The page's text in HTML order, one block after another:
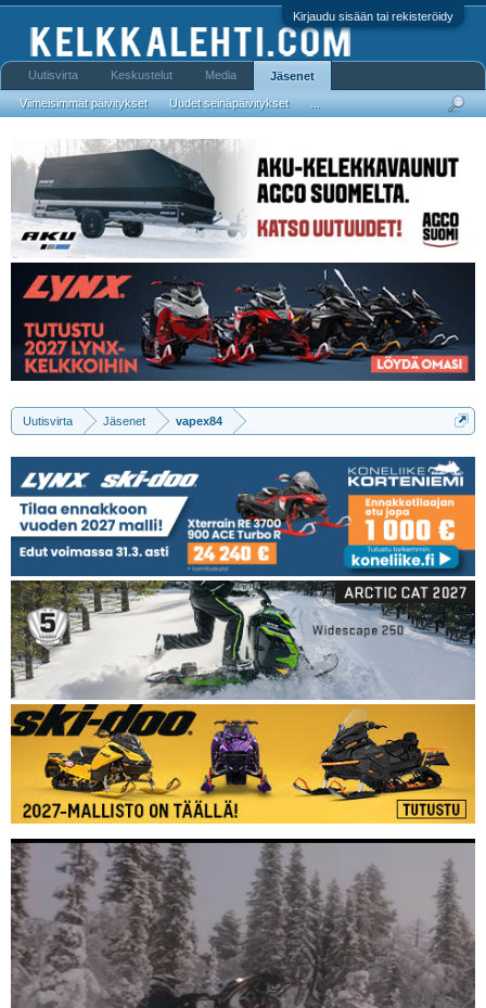
Kirjaudu sisään tai rekisteröidy
Uutisvirta Jäsenet vapex84
Uutisvirta Keskustelut Media Jäsenet
Viimeisimmät päivitykset Uudet seinäpäivitykset